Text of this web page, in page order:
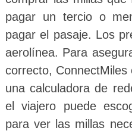
pagar un tercio o
pagar el pasaje. Los
aerolínea. Para
correcto,
una calculadora de
el viajero puede
para ver las millas